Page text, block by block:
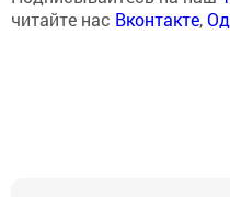
читайте нас Вконтакте,